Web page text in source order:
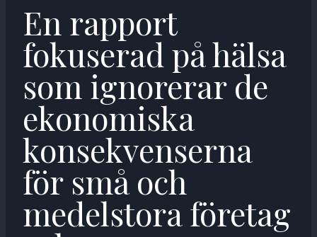
En rapport
fokuserad på hälsa
som ignorerar de
ekonomiska
konsekvenserna
för små och
medelstora företag